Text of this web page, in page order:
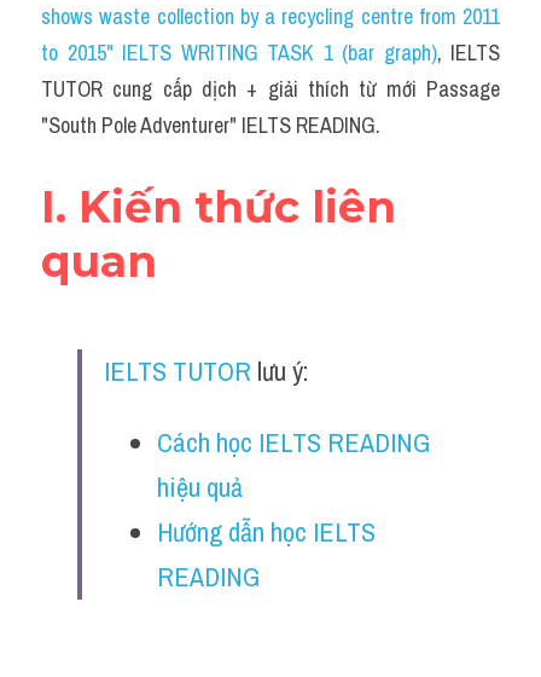
Social Issues
Đề thi THPT
Advice
IELTS Advice
Speaking
Đề thi thật IELTS Reading
Vocabulary
shows waste collection by a recycling centre from 2011
to 2015" IELTS WRITING TASK 1 (bar graph), IELTS
TUTOR cung cấp dịch + giải thích từ mới Passage
"South Pole Adventurer" IELTS READING.
I. Kiến thức liên
quan
IELTS TUTOR lưu ý:
Cách học IELTS READING
hiệu quả
Hướng dẫn học IELTS
READING